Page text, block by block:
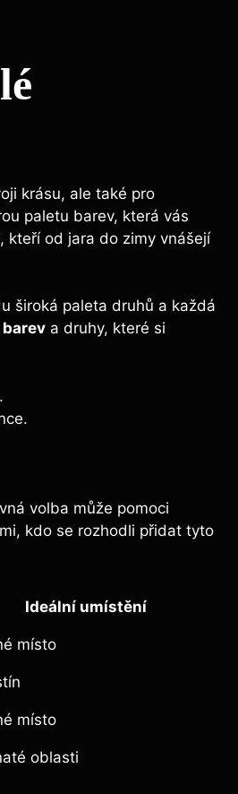
krásu, ale také pro
paletu barev, která vás
kteří od jara do zimy vnášejí
široká paleta druhů a každá
a druhy, které si
volba může pomoci
kdo se rozhodli přidat tyto
Ideální umístění
místo
místo
oblasti